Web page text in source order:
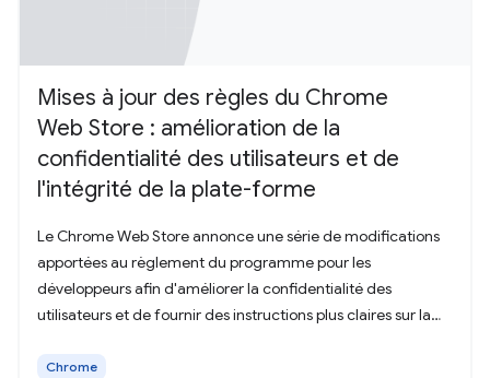
Mises à jour des règles du Chrome
Web Store : amélioration de la
confidentialité des utilisateurs et de
l'intégrité de la plate-forme
Le Chrome Web Store annonce une série de modifications
apportées au règlement du programme pour les
développeurs afin d'améliorer la confidentialité des
utilisateurs et de fournir des instructions plus claires sur la
Chrome